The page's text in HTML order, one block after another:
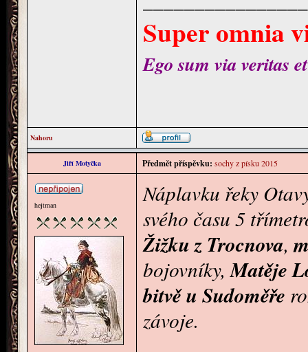
Super omnia
Ego sum via veritas
Nahoru
Jiří Motyčka Předmět příspěvku: sochy z písku 2015
hejtman
Náplavku řeky
svého času 5
Žižku z Trocnova,
bojovníky,Matěje
bitvě u Sudoměře
závoje.